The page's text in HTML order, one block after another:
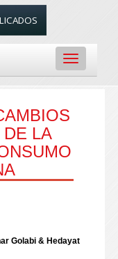
Toggle
navigation
LA
Golabi & Hedayat